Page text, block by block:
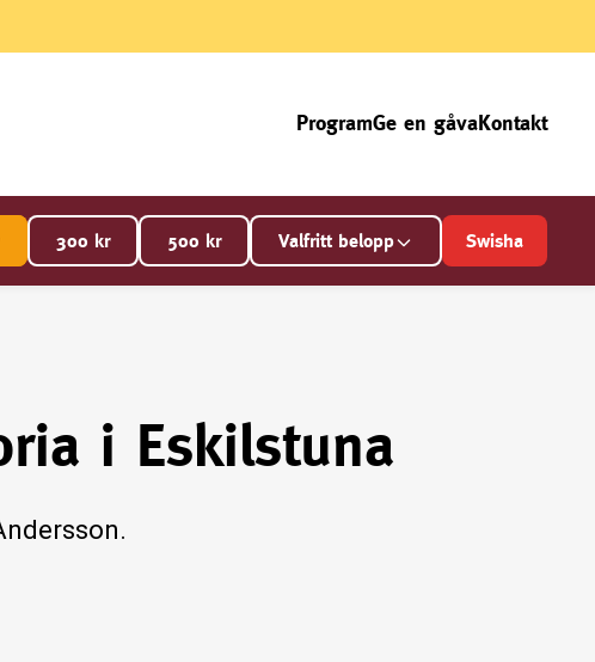
ProgramGe en gåvaKontakt
300 kr 500 kr Valfritt belopp Swisha
i Eskilstuna